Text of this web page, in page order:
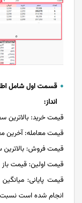
قسمت اول شامل
انداز:
قیمت خرید:
قیمت معامله: آخرین
قیمت فروش:
قیمت اولین: قیمت
قیمت پایانی:
انجام شده است